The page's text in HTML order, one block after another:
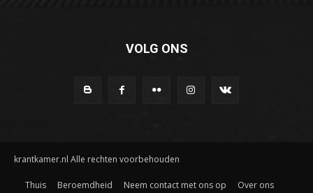
VOLG ONS
krantkamer.nl Alle rechten voorbehouden
Thuis Beroemdheid Neem contact met ons op
Over ons